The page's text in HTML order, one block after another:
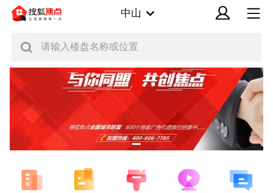
中山
请输入楼盘名称或位置